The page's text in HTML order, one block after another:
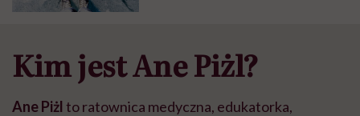
Kim jest Ane Piżl?
Ane Piżl to ratownica medyczna, edukatorka,